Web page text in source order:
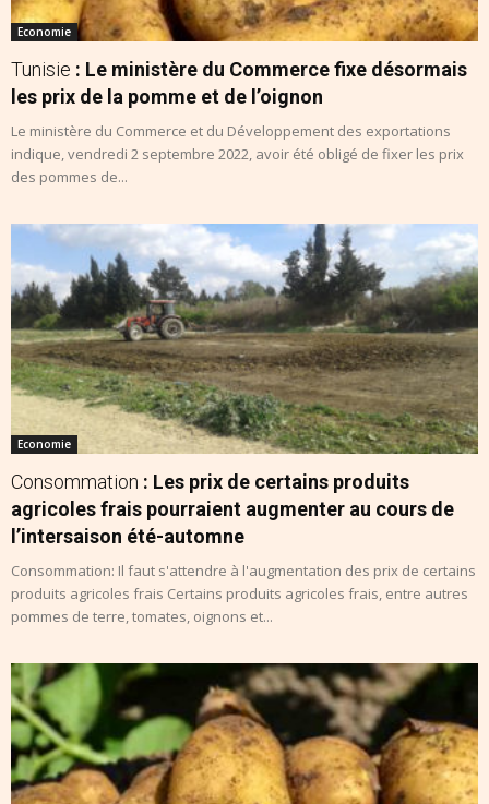
Economie
Tunisie : Le ministère du Commerce fixe désormais
les prix de la pomme et de l’oignon
Le ministère du Commerce et du Développement des exportations
indique, vendredi 2 septembre 2022, avoir été obligé de fixer les prix
des pommes de...
Economie
Consommation : Les prix de certains produits
agricoles frais pourraient augmenter au cours de
l’intersaison été-automne
Consommation: Il faut s'attendre à l'augmentation des prix de certains
produits agricoles frais Certains produits agricoles frais, entre autres
pommes de terre, tomates, oignons et...